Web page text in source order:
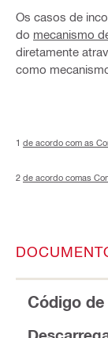
Os casos de
do mecanismo
diretamente
como
1 de acordo com as
2 de acordo comas
Código